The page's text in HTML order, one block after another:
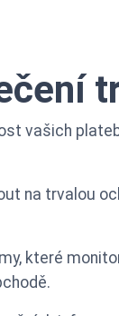
vašich
na trvalou
které